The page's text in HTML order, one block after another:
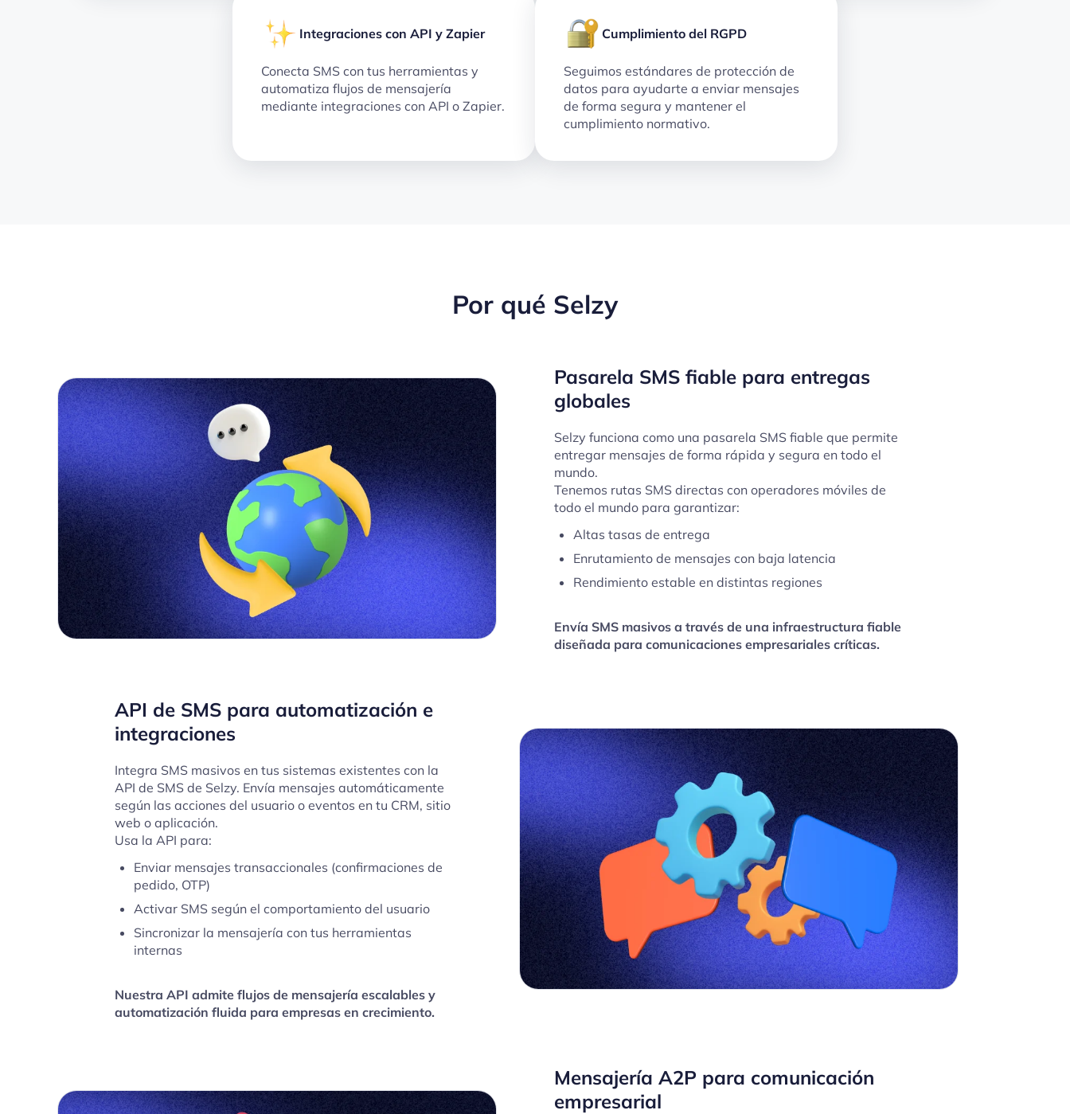
Integraciones con API y Zapier
Conecta SMS con tus herramientas y
automatiza flujos de mensajería
mediante integraciones con API o Zapier.
Cumplimiento del RGPD
Seguimos estándares de protección de
datos para ayudarte a enviar mensajes
de forma segura y mantener el
cumplimiento normativo.
Por qué Selzy
Pasarela SMS fiable para entregas
globales
Selzy funciona como una pasarela SMS fiable que permite
entregar mensajes de forma rápida y segura en todo el
mundo.
Tenemos rutas SMS directas con operadores móviles de
todo el mundo para garantizar:
Altas tasas de entrega
Enrutamiento de mensajes con baja latencia
Rendimiento estable en distintas regiones
Envía SMS masivos a través de una infraestructura fiable
diseñada para comunicaciones empresariales críticas.
API de SMS para automatización e
integraciones
Integra SMS masivos en tus sistemas existentes con la
API de SMS de Selzy. Envía mensajes automáticamente
según las acciones del usuario o eventos en tu CRM, sitio
web o aplicación.
Usa la API para:
Enviar mensajes transaccionales (confirmaciones de
pedido, OTP)
Activar SMS según el comportamiento del usuario
Sincronizar la mensajería con tus herramientas
internas
Nuestra API admite flujos de mensajería escalables y
automatización fluida para empresas en crecimiento.
Mensajería A2P para comunicación
empresarial